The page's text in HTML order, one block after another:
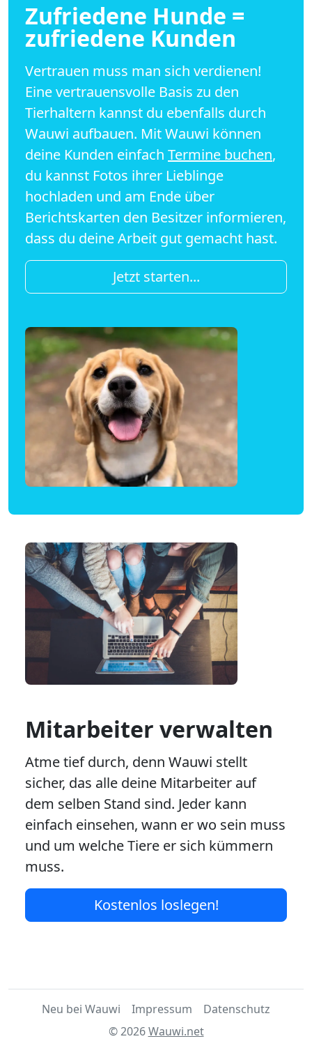
Zufriedene Hunde =
zufriedene Kunden
Vertrauen muss man sich verdienen!
Eine vertrauensvolle Basis zu den
Tierhaltern kannst du ebenfalls durch
Wauwi aufbauen. Mit Wauwi können
deine Kunden einfach Termine buchen,
du kannst Fotos ihrer Lieblinge
hochladen und am Ende über
Berichtskarten den Besitzer informieren,
dass du deine Arbeit gut gemacht hast.
Jetzt starten...
Mitarbeiter verwalten
Atme tief durch, denn Wauwi stellt
sicher, das alle deine Mitarbeiter auf
dem selben Stand sind. Jeder kann
einfach einsehen, wann er wo sein muss
und um welche Tiere er sich kümmern
muss.
Kostenlos loslegen!
Neu bei Wauwi Impressum
Datenschutz
© 2026Wauwi.net